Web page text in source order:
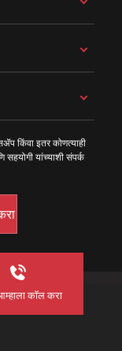
किंवा इतर कोणत्याही
सहयोगी यांच्याशी संपर्क
कॉल करा